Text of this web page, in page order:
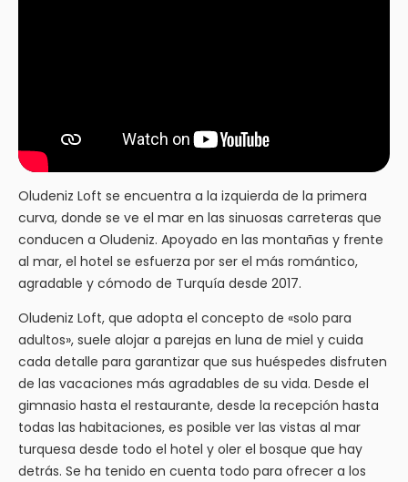
Oludeniz Loft se encuentra a la izquierda de la primera
curva, donde se ve el mar en las sinuosas carreteras que
conducen a Oludeniz. Apoyado en las montañas y frente
al mar, el hotel se esfuerza por ser el más romántico,
agradable y cómodo de Turquía desde 2017.
Oludeniz Loft, que adopta el concepto de «solo para
adultos», suele alojar a parejas en luna de miel y cuida
cada detalle para garantizar que sus huéspedes disfruten
de las vacaciones más agradables de su vida. Desde el
gimnasio hasta el restaurante, desde la recepción hasta
todas las habitaciones, es posible ver las vistas al mar
turquesa desde todo el hotel y oler el bosque que hay
detrás. Se ha tenido en cuenta todo para ofrecer a los